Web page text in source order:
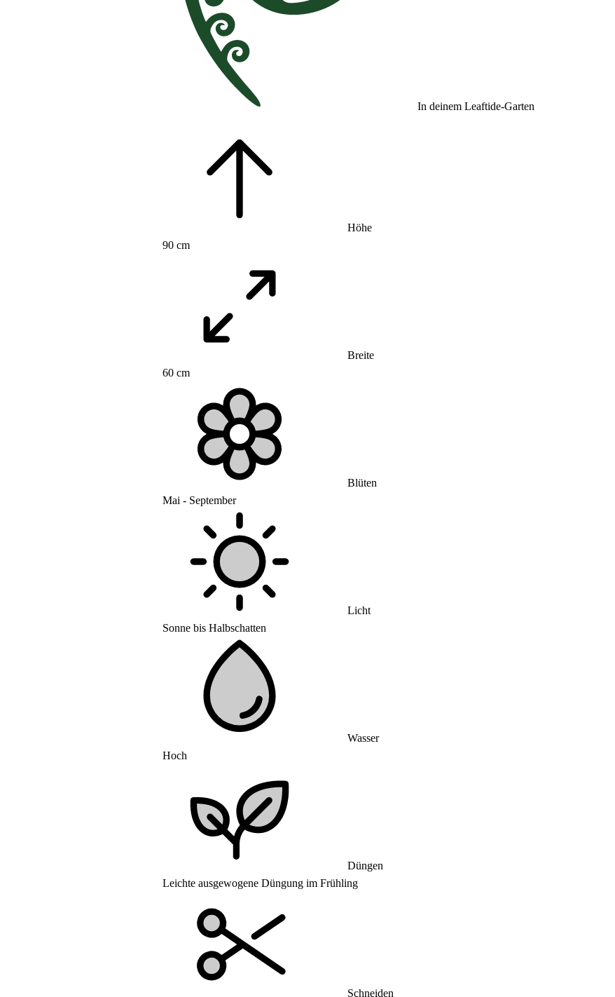
In deinem Leaftide-Garten
Höhe
90 cm
Breite
60 cm
Blüten
Mai - September
Licht
Sonne bis Halbschatten
Wasser
Hoch
Düngen
Leichte ausgewogene Düngung im Frühling
Schneiden